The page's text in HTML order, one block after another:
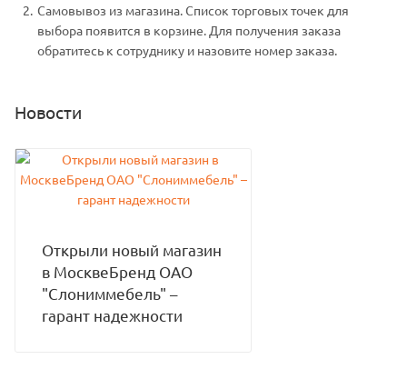
Самовывоз из магазина. Список торговых точек для
выбора появится в корзине. Для получения заказа
обратитесь к сотруднику и назовите номер заказа.
Новости
Открыли новый магазин
в МосквеБренд ОАО
"Слониммебель" –
гарант надежности